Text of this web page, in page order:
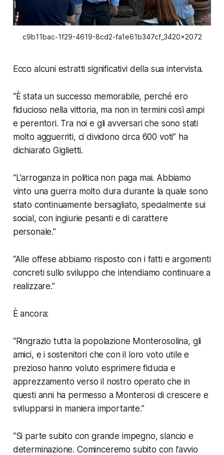
c9b11bac-1f29-4619-8cd2-fa1e61b347cf_3420x2072
Ecco alcuni estratti significativi della sua intervista.
“È stata un successo memorabile, perché ero
fiducioso nella vittoria, ma non in termini così ampi
e perentori. Tra noi e gli avversari che sono stati
molto agguerriti, ci dividono circa 600 voti” ha
dichiarato Giglietti.
“L’arroganza in politica non paga mai. Abbiamo
vinto una guerra molto dura durante la quale sono
stato continuamente bersagliato, specialmente sui
social, con ingiurie pesanti e di carattere
personale.”
“Alle offese abbiamo risposto con i fatti e argomenti
concreti sullo sviluppo che intendiamo continuare a
realizzare.”
È ancora:
“Ringrazio tutta la popolazione Monterosolina, gli
amici, e i sostenitori che con il loro voto utile e
prezioso hanno voluto esprimere fiducia e
apprezzamento verso il nostro operato che in
questi anni ha permesso a Monterosi di crescere e
svilupparsi in maniera importante.”
“Si parte subito con grande impegno, slancio e
determinazione. Cominceremo subito con l’avvio